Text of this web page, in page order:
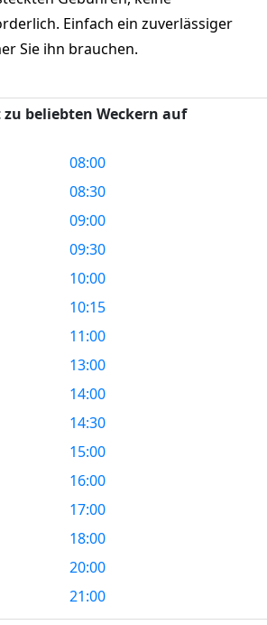
Einfach ein zuverlässiger
Sie ihn brauchen.
beliebten Weckern auf
08:00
08:30
09:00
09:30
10:00
10:15
11:00
13:00
14:00
14:30
15:00
16:00
17:00
18:00
20:00
21:00